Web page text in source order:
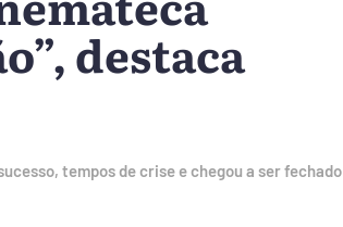
destaca
tempos de crise e chegou a ser fechado